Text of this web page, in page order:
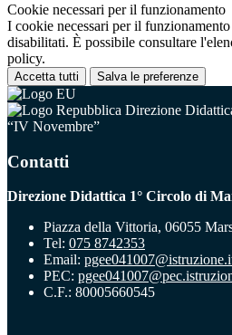
Cookie necessari per il funzionamento
I cookie necessari per il funzionamento
disabilitati. È possibile consultare
policy.
Accetta tutti Salva le preferenze
Direzione
“IV Novembre”
Contatti
Direzione Didattica 1° Circolo di
Piazza della Vittoria, 06055
Tel: 075 8742353
Email:
PEC:
C.F.: 80005660545